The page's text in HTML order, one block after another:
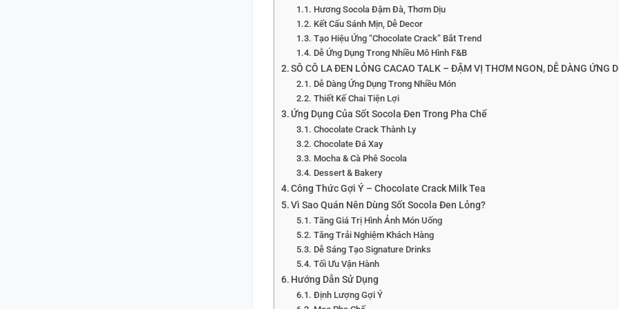
Hương Socola Đậm Đà, Thơm Dịu
Kết Cấu Sánh Mịn, Dễ Decor
Tạo Hiệu Ứng “Chocolate Crack” Bắt Trend
Dễ Ứng Dụng Trong Nhiều Mô Hình F&B
SÔ CÔ LA ĐEN LỎNG CACAO TALK – ĐẬM VỊ THƠM NGON, DỄ DÀNG ỨNG
Dễ Dàng Ứng Dụng Trong Nhiều Món
Thiết Kế Chai Tiện Lợi
Ứng Dụng Của Sốt Socola Đen Trong Pha Chế
Chocolate Crack Thành Ly
Chocolate Đá Xay
Mocha & Cà Phê Socola
Dessert & Bakery
Công Thức Gợi Ý – Chocolate Crack Milk Tea
Vì Sao Quán Nên Dùng Sốt Socola Đen Lỏng?
Tăng Giá Trị Hình Ảnh Món Uống
Tăng Trải Nghiệm Khách Hàng
Dễ Sáng Tạo Signature Drinks
Tối Ưu Vận Hành
Hướng Dẫn Sử Dụng
Định Lượng Gợi Ý